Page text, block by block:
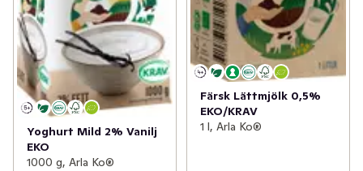
Yoghurt Mild 2% Vanilj
EKO
1000 g, Arla Ko®
Färsk Lättmjölk 0,5%
EKO/KRAV
1 l, Arla Ko®